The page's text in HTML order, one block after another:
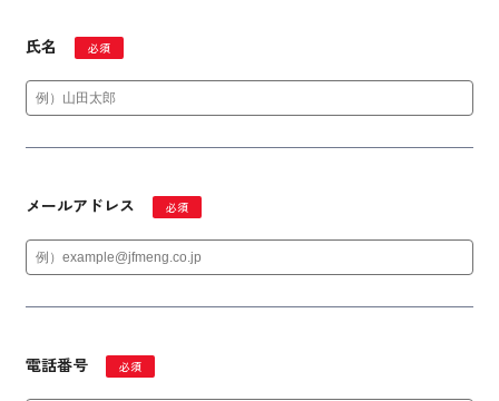
氏名 必須
メールアドレス 必須
電話番号 必須